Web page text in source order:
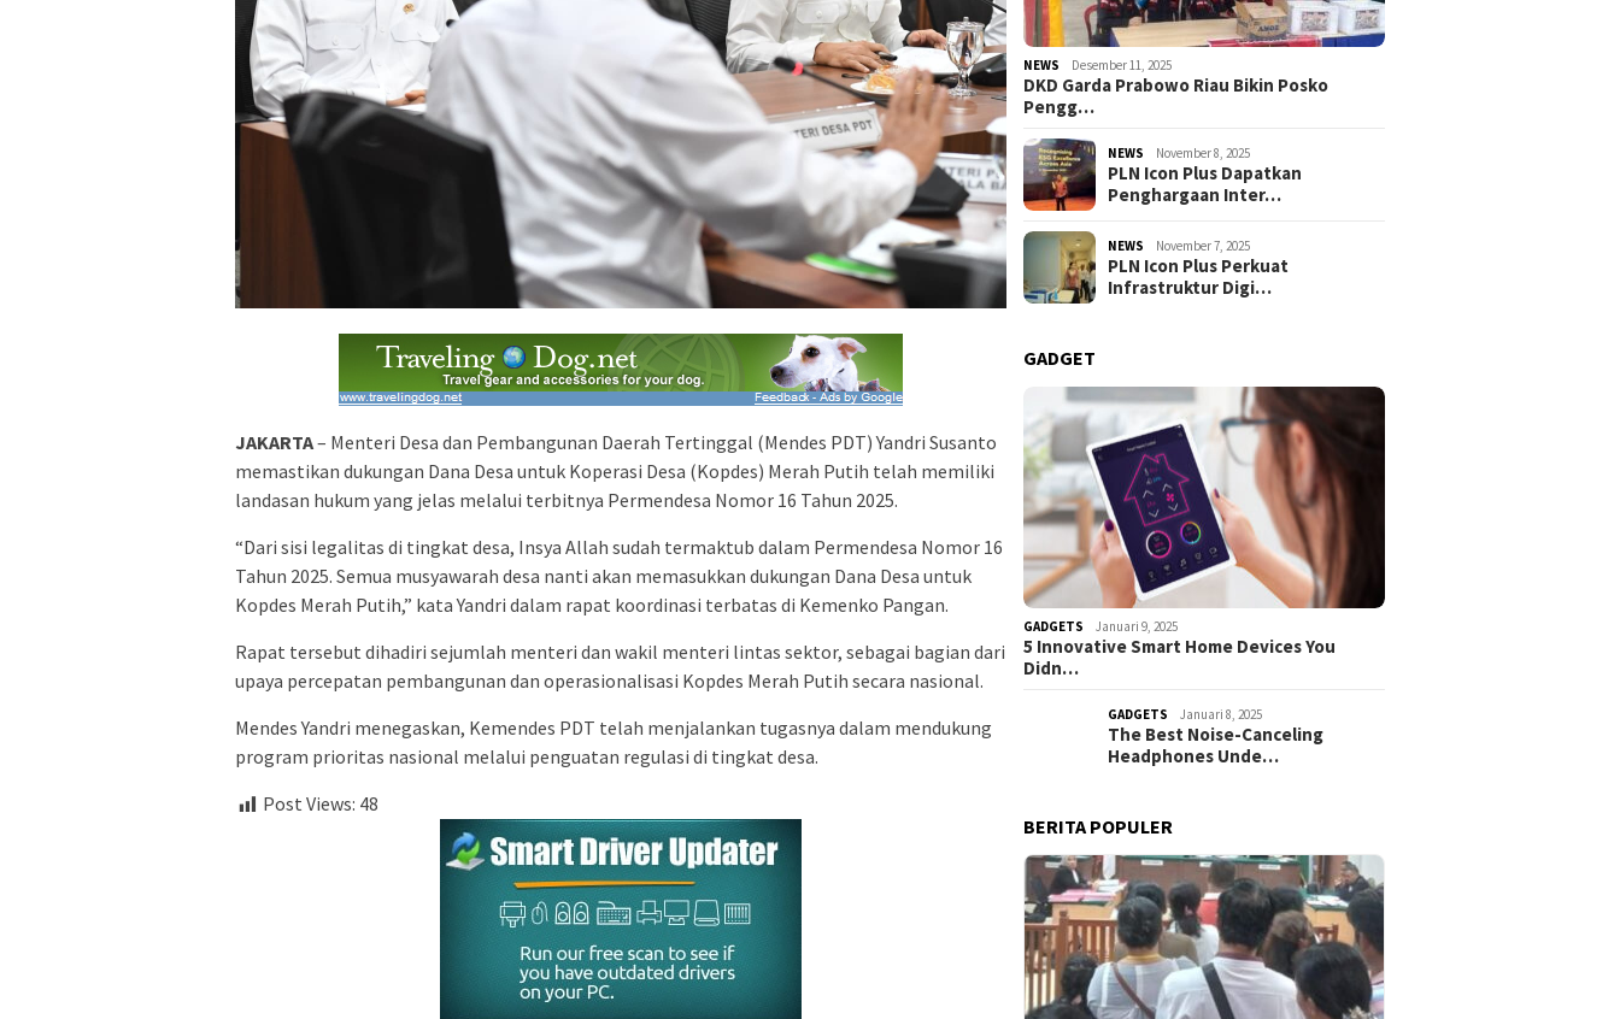
JAKARTA– Menteri Desa dan Pembangunan Daerah Tertinggal (Mendes PDT) Yandri Susanto
memastikan dukungan Dana Desa untuk Koperasi Desa (Kopdes) Merah Putih telah memiliki
landasan hukum yang jelas melalui terbitnya Permendesa Nomor 16 Tahun 2025.
“Dari sisi legalitas di tingkat desa, Insya Allah sudah termaktub dalam Permendesa Nomor 16
Tahun 2025. Semua musyawarah desa nanti akan memasukkan dukungan Dana Desa untuk
Kopdes Merah Putih,” kata Yandri dalam rapat koordinasi terbatas di Kemenko Pangan.
Rapat tersebut dihadiri sejumlah menteri dan wakil menteri lintas sektor, sebagai bagian dari
upaya percepatan pembangunan dan operasionalisasi Kopdes Merah Putih secara nasional.
Mendes Yandri menegaskan, Kemendes PDT telah menjalankan tugasnya dalam mendukung
program prioritas nasional melalui penguatan regulasi di tingkat desa.
Post Views: 48
NEWS Desember 11, 2025
DKD Garda Prabowo Riau Bikin Posko
Pengg…
NEWS November 8, 2025
PLN Icon Plus Dapatkan
Penghargaan Inter…
NEWS November 7, 2025
PLN Icon Plus Perkuat
Infrastruktur Digi…
GADGET
GADGETS Januari 9, 2025
5 Innovative Smart Home Devices You
Didn…
GADGETS Januari 8, 2025
The Best Noise-Canceling
Headphones Unde…
BERITA POPULER